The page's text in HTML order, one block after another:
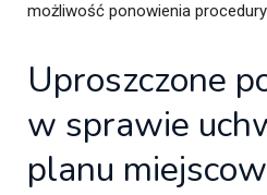
możliwość ponowienia
Uproszczone
w sprawie
planu